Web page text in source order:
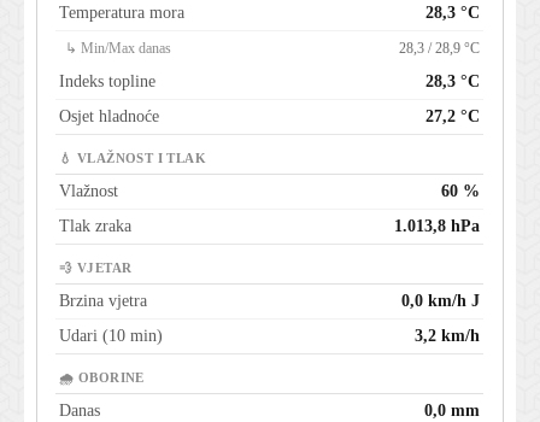
Temperatura mora 28,3 °C
↳ Min/Max danas 28,3 / 28,9 °C
Indeks topline
28,3 °C
Osjet hladnoće
27,2 °C
💧 VLAŽNOST I TLAK
Vlažnost
60 %
Tlak zraka
1.013,8 hPa
💨 VJETAR
Brzina vjetra
0,0 km/h J
Udari (10 min)
3,2 km/h
🌧 OBORINE
Danas
0,0 mm